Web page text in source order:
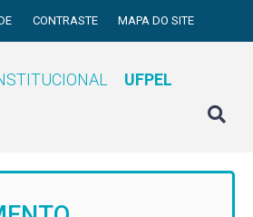
CONTRASTE MAPA DO SITE
UFPEL